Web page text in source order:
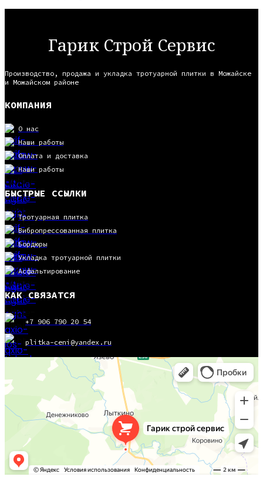
Гарик Строй Сервис
Производство, продажа и укладка тротуарной плитки в Можайске
и Можайском районе
КОМПАНИЯ
О нас
Наши работы
Оплата и доставка
Наши работы
БЫСТРЫЕ ССЫЛКИ
Тротуарная плитка
Вибропрессованная плитка
Бордюры
Укладка тротуарной плитки
Асфальтирование
КАК СВЯЗАТСЯ
+7 906 790 20 54
plitka-ceni@yandex.ru